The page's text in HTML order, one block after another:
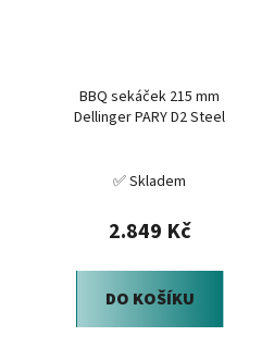
BBQ sekáček 215 mm
Dellinger PARY D2 Steel
✅ Skladem
2.849 Kč
DO KOŠÍKU